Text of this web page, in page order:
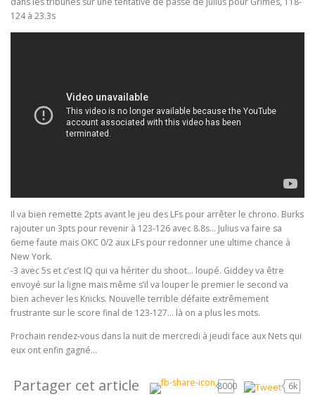
124 à 23.3s
Il va bien remette 2pts avant le jeu des LFs pour arrêter le chrono. Burks
rajouter un 3pts pour revenir à 123-126 avec 8.8s… Julius va faire sa
6eme faute mais OKC 0/2 aux LFs pour redonner une ultime chance à
New York.
-3 avec 5s et c’est IQ qui va hériter du shoot… loupé. Giddey va être
envoyé sur la ligne mais même s’il va louper le premier le second va
bien achever les Knicks. Nouvelle terrible défaite extrêmement
frustrante sur le score final de 123-127… là on a plus les mots.
Prochain rendez-vous dans la nuit de mercredi à jeudi face aux Nets qui
eux ont enfin gagné…
Partager cet article 8000 6k